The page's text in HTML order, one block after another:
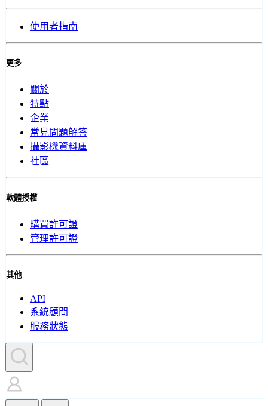
使用者指南
更多
關於
特點
企業
常見問題解答
攝影機資料庫
社區
軟體授權
購買許可證
管理許可證
其他
API
系統顧問
服務狀態